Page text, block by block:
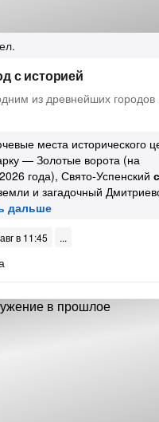
с историей
из древнейших городов
места исторического
— Золотые ворота (на
года), Свято-Успенский
и загадочный
в 11:45